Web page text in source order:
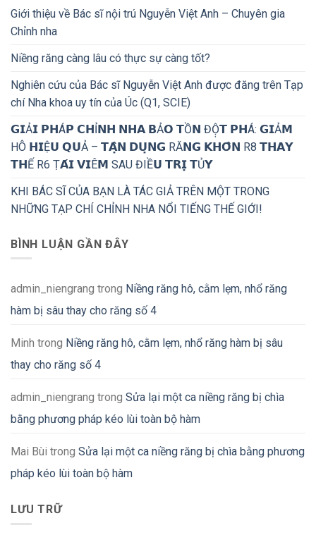
Giới thiệu về Bác sĩ nội trú Nguyễn Việt Anh – Chuyên gia
Chỉnh nha
Niềng răng càng lâu có thực sự càng tốt?
Nghiên cứu của Bác sĩ Nguyễn Việt Anh được đăng trên Tạp
chí Nha khoa uy tín của Úc (Q1, SCIE)
𝗚𝗜Ả𝗜 𝗣𝗛Á𝗣 𝗖𝗛Ỉ𝗡𝗛 𝗡𝗛𝗔 𝗕Ả𝗢 𝗧Ồ𝗡 ĐỘ̣𝗧 𝗣𝗛Á: 𝗚𝗜Ả𝗠
HÔ 𝗛𝗜Ệ𝗨 𝗤𝗨Ả – 𝗧𝗔̣̂𝗡 𝗗𝗨̣𝗡𝗚 RĂ𝗡𝗚 𝗞𝗛𝗢̂𝗡 R8 𝗧𝗛𝗔𝗬
𝗧𝗛Ế R6 Ṭ𝗔́𝗜 𝗩𝗜Ê𝗠 SAU ĐIỀ𝗨 𝗧𝗥𝗜̣ 𝗧Ủ𝗬
KHI BÁC SĨ CỦA BẠN LÀ TÁC GIẢ TRÊN MỘT TRONG
NHỮNG TẠP CHÍ CHỈNH NHA NỔI TIẾNG THẾ GIỚI!
BÌNH LUẬN GẦN ĐÂY
admin_niengrang trong Niềng răng hô, cằm lẹm, nhổ răng
hàm bị sâu thay cho răng số 4
Minh trong Niềng răng hô, cằm lẹm, nhổ răng hàm bị sâu
thay cho răng số 4
admin_niengrang trong Sửa lại một ca niềng răng bị chìa
bằng phương pháp kéo lùi toàn bộ hàm
Mai Bùi trong Sửa lại một ca niềng răng bị chìa bằng phương
pháp kéo lùi toàn bộ hàm
LƯU TRỮ